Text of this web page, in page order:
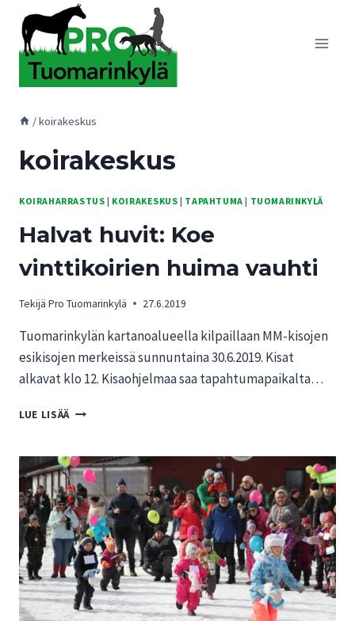
sisältöön
/koirakeskus
koirakeskus
KOIRAHARRASTUS | KOIRAKESKUS | TAPAHTUMA | TUOMARINKYLÄ
Halvat huvit: Koe
vinttikoirien huima vauhti
Tekijä Pro Tuomarinkylä 27.6.2019
Tuomarinkylän kartanoalueella kilpaillaan MM-kisojen
esikisojen merkeissä sunnuntaina 30.6.2019. Kisat
alkavat klo 12. Kisaohjelmaa saa tapahtumapaikalta…
LUE LISÄÄ HALVAT
VINTTIKOIRIEN
HUIMA
VAUHTI